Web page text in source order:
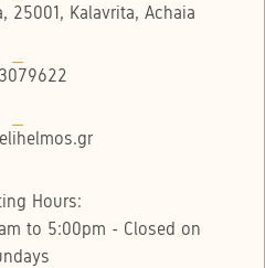
25001, Kalavrita, Achaia
Hours:
to 5:00pm - Closed on